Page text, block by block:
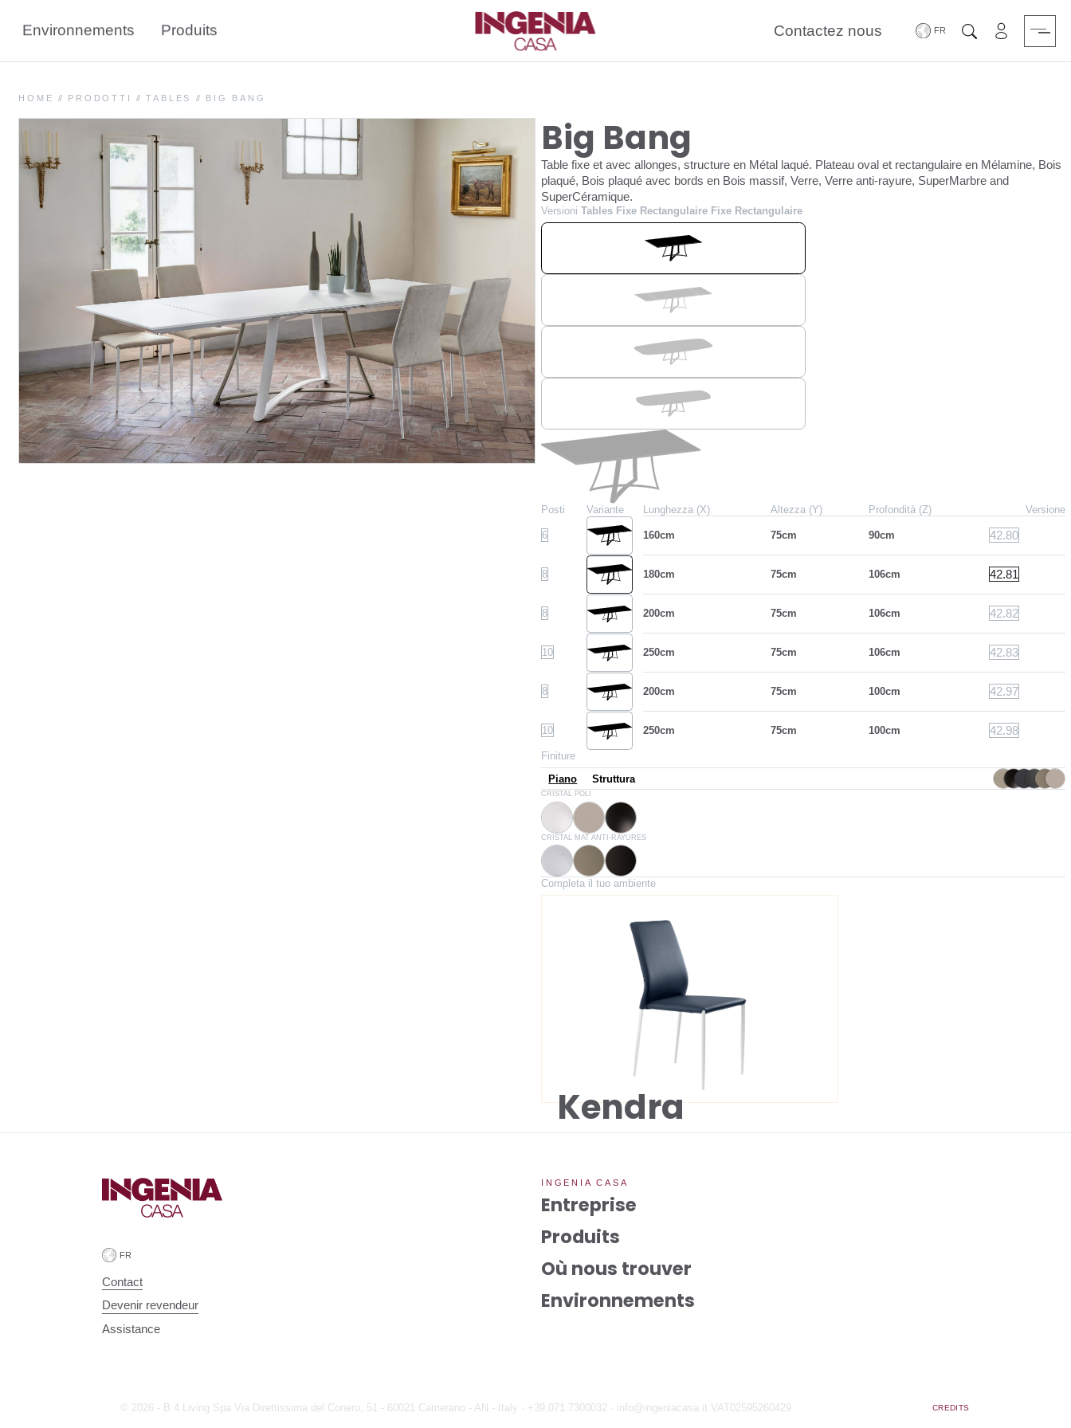
Environnements Produits Contactez nous ChercherZone
HOME // PRODOTTI // TABLES // BIG BANG
Big Bang
Table fixe et avec allonges, structure en Métal laqué. Plateau oval et rectangulaire en Mélamine, Bois
plaqué, Bois plaqué avec bords en Bois massif, Verre, Verre anti-rayure, SuperMarbre and
SuperCéramique.
Versioni Tables Fixe Rectangulaire Fixe Rectangulaire
Posti Variante Lunghezza (X) Altezza (Y) Profondità (Z) Versione
6 160cm 75cm 90cm 42.80
8 180cm 75cm 106cm 42.81
8 200cm 75cm 106cm 42.82
10 250cm 75cm 106cm 42.83
8 200cm 75cm 100cm 42.97
10 250cm 75cm 100cm 42.98
Finiture
Piano
Struttura
CRISTAL POLI
C150 C193 C152
CRISTAL MAT ANTI-RAYURES
C180S C181S C183S
Completa il tuo ambiente
Kendra
Contact
Devenir revendeur
Assistance
INGENIA CASA
Entreprise
Produits
Où nous trouver
Environnements
© 2026 - B 4 Living Spa Via Direttissima del Conero, 51 - 60021 Camerano - AN - Italy · +39.071.7300032 · info@ingeniacasa.it VAT02595260429 CREDITS